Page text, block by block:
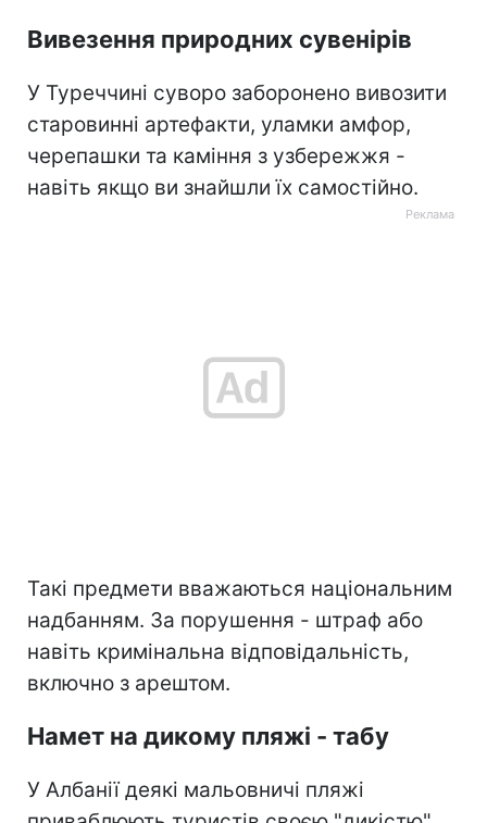
Вивезення природних сувенірів
У Туреччині суворо заборонено вивозити
старовинні артефакти, уламки амфор,
черепашки та каміння з узбережжя -
навіть якщо ви знайшли їх самостійно.
Такі предмети вважаються національним
надбанням. За порушення - штраф або
навіть кримінальна відповідальність,
включно з арештом.
Намет на дикому пляжі - табу
У Албанії деякі мальовничі пляжі